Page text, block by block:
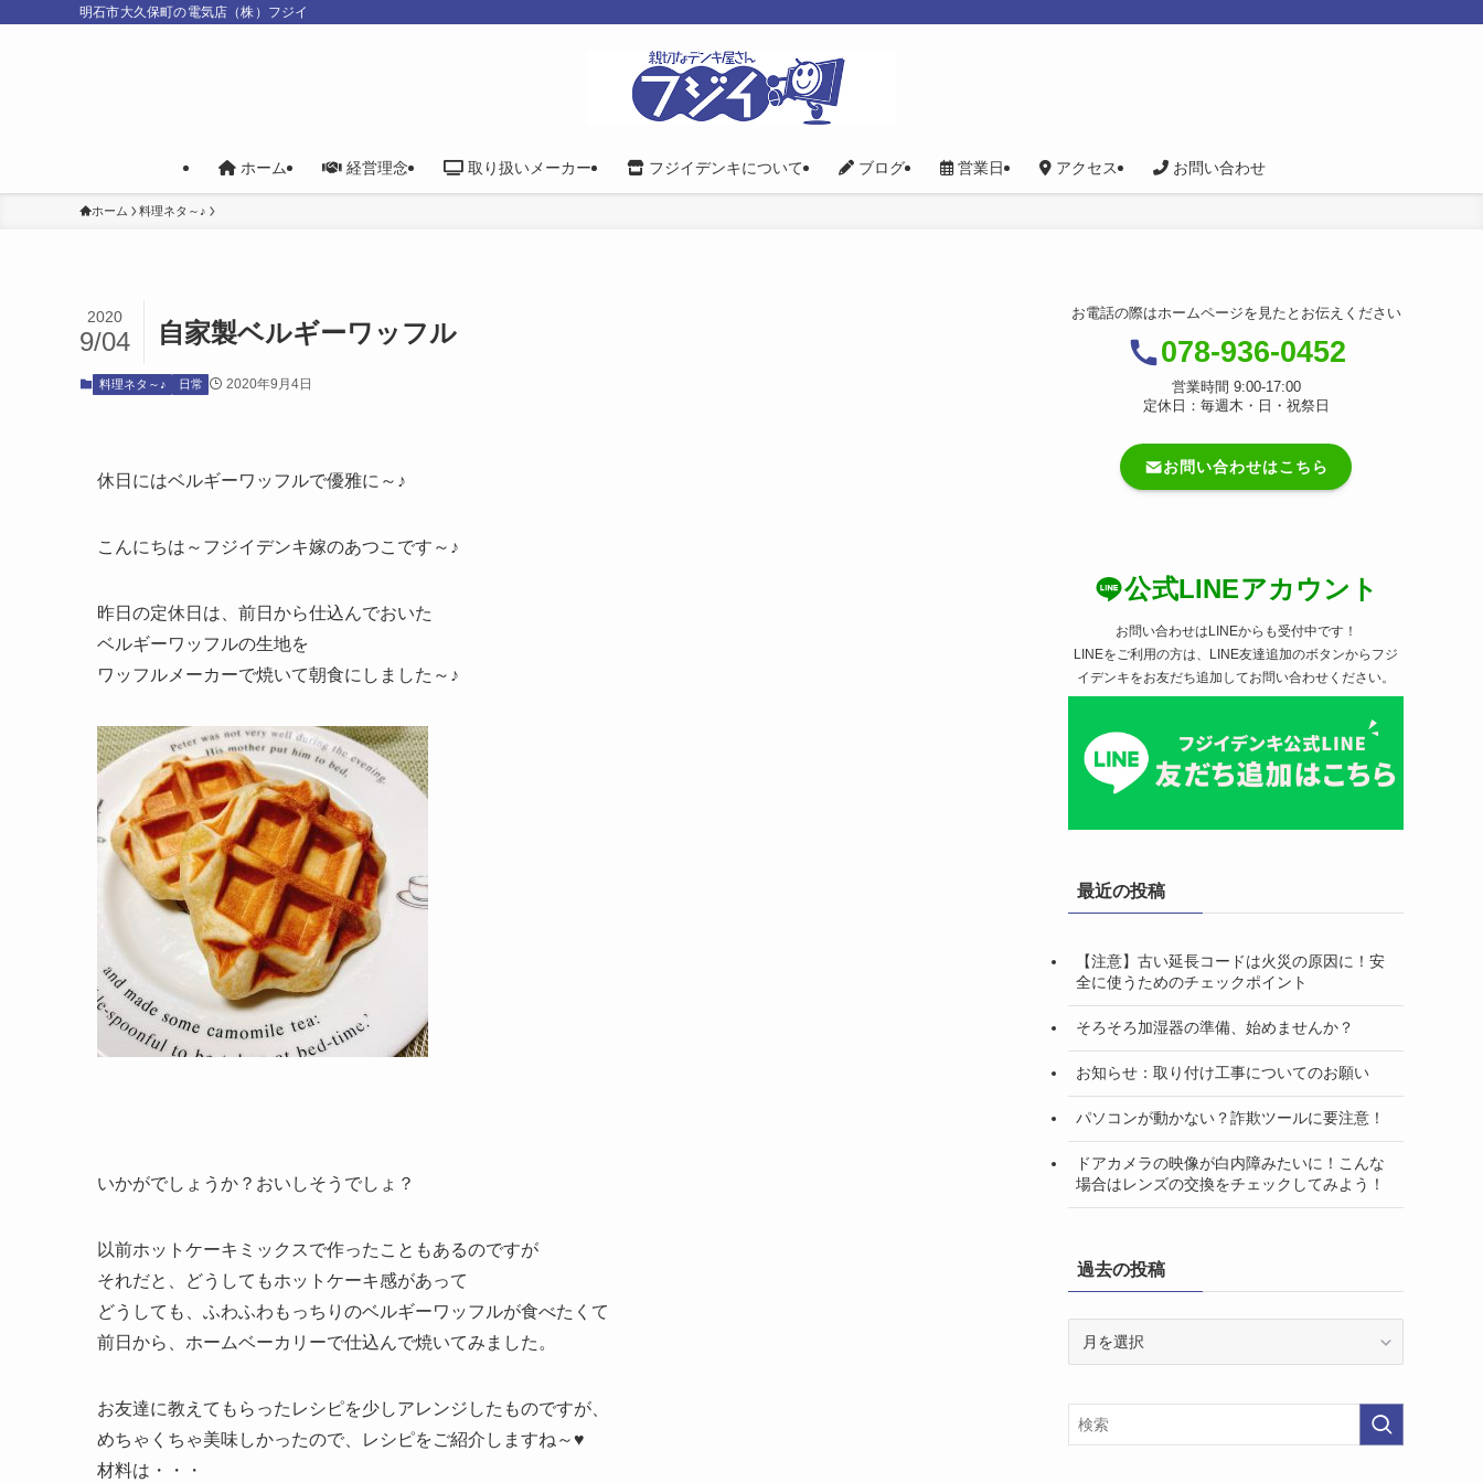
明石市大久保町の電気店（株）フジイ
ホーム 経営理念 取り扱いメーカー フジイデンキについて ブログ 営業日 アクセス お問い合わせ
ホーム 料理ネタ～♪
自家製ベルギーワッフル
2020
9/04
料理ネタ～♪ 日常 2020年9月4日
休日にはベルギーワッフルで優雅に～♪
こんにちは～フジイデンキ嫁のあつこです～♪
昨日の定休日は、前日から仕込んでおいた
ベルギーワッフルの生地を
ワッフルメーカーで焼いて朝食にしました～♪
いかがでしょうか？おいしそうでしょ？
以前ホットケーキミックスで作ったこともあるのですが
それだと、どうしてもホットケーキ感があって
どうしても、ふわふわもっちりのベルギーワッフルが食べたくて
前日から、ホームベーカリーで仕込んで焼いてみました。
お友達に教えてもらったレシピを少しアレンジしたものですが、
めちゃくちゃ美味しかったので、レシピをご紹介しますね～♥
材料は・・・
お電話の際はホームページを見たとお伝えください
078-936-0452
営業時間 9:00-17:00
定休日：毎週木・日・祝祭日
お問い合わせはこちら
公式LINEアカウント
お問い合わせはLINEからも受付中です！
LINEをご利用の方は、LINE友達追加のボタンからフジ
イデンキをお友だち追加してお問い合わせください。
最近の投稿
【注意】古い延長コードは火災の原因に！安
全に使うためのチェックポイント
そろそろ加湿器の準備、始めませんか？
お知らせ：取り付け工事についてのお願い
パソコンが動かない？詐欺ツールに要注意！
ドアカメラの映像が白内障みたいに！こんな
場合はレンズの交換をチェックしてみよう！
過去の投稿
投
稿